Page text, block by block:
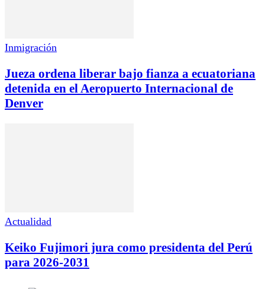
Inmigración
Jueza ordena liberar bajo fianza a ecuatoriana
detenida en el Aeropuerto Internacional de
Denver
Actualidad
Keiko Fujimori jura como presidenta del Perú
para 2026-2031